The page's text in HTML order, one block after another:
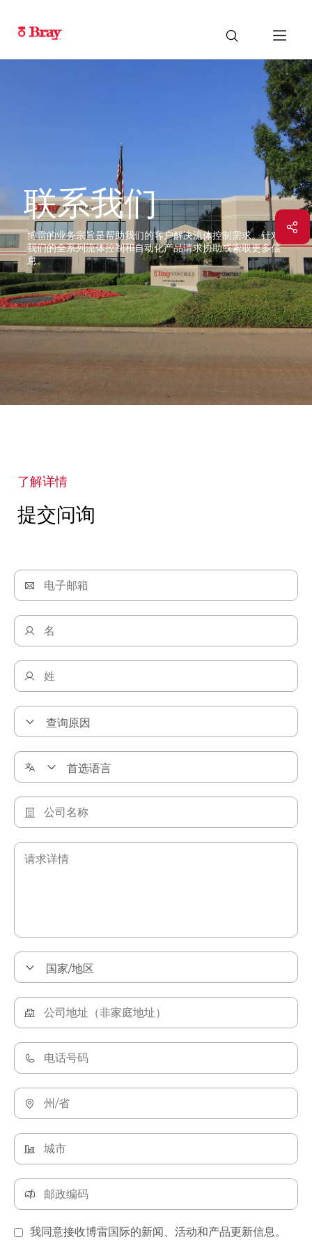
联系我们
博雷的业务宗旨是帮助我们的客户解决流体控制需求。针对
我们的全系列流体控制和自动化产品请求协助或索取更多信
息。
了解详情
提交问询
我同意接收博雷国际的新闻、活动和产品更新信息。